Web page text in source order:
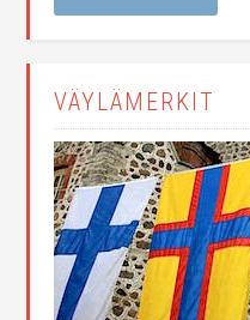
VÄYLÄMERKIT